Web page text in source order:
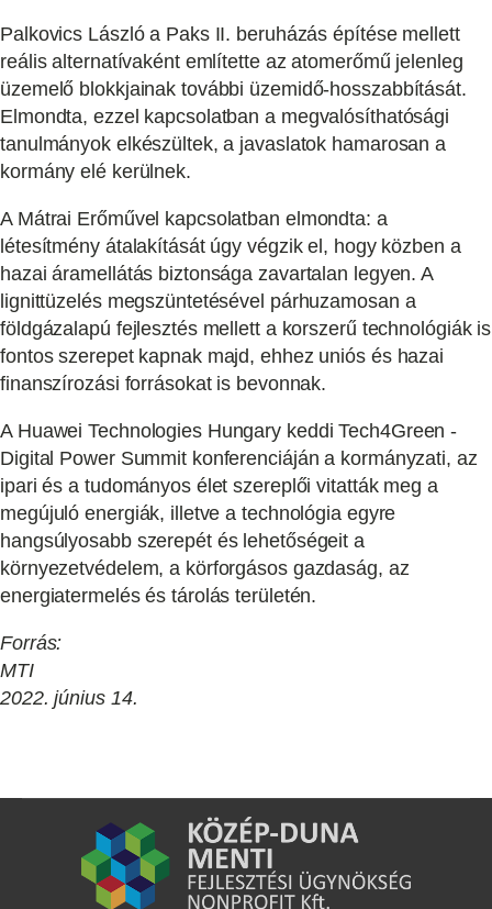
Palkovics László a Paks II. beruházás építése mellett
reális alternatívaként említette az atomerőmű jelenleg
üzemelő blokkjainak további üzemidő-hosszabbítását.
Elmondta, ezzel kapcsolatban a megvalósíthatósági
tanulmányok elkészültek, a javaslatok hamarosan a
kormány elé kerülnek.
A Mátrai Erőművel kapcsolatban elmondta: a
létesítmény átalakítását úgy végzik el, hogy közben a
hazai áramellátás biztonsága zavartalan legyen. A
lignittüzelés megszüntetésével párhuzamosan a
földgázalapú fejlesztés mellett a korszerű technológiák is
fontos szerepet kapnak majd, ehhez uniós és hazai
finanszírozási forrásokat is bevonnak.
A Huawei Technologies Hungary keddi Tech4Green -
Digital Power Summit konferenciáján a kormányzati, az
ipari és a tudományos élet szereplői vitatták meg a
megújuló energiák, illetve a technológia egyre
hangsúlyosabb szerepét és lehetőségeit a
környezetvédelem, a körforgásos gazdaság, az
energiatermelés és tárolás területén.
Forrás:
MTI
2022. június 14.